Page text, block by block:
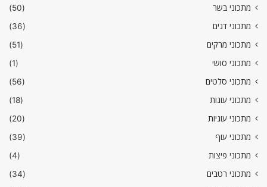
מתכוני בשר
(50)
מתכוני דגים
(36)
מתכוני מרקים
(51)
מתכוני סושי
(1)
מתכוני סלטים
(56)
מתכוני עוגות
(18)
מתכוני עוגיות
(20)
מתכוני עוף
(39)
מתכוני פיצות
(4)
מתכוני רטבים
(34)